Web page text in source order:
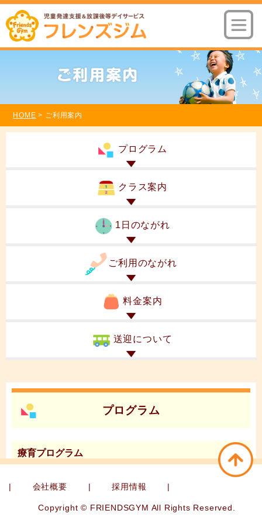
HOME > ご利用案内
プログラム
クラス案内
1日のながれ
ご利用のながれ
料金案内
送迎について
プログラム
療育プログラム
| 会社概要 | 採用情報 |
Copyright © FRIENDSGYM All Rights Reserved.